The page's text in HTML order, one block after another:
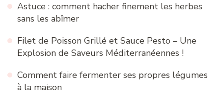
Astuce : comment hacher finement les herbes
sans les abîmer
Filet de Poisson Grillé et Sauce Pesto – Une
Explosion de Saveurs Méditerranéennes !
Comment faire fermenter ses propres légumes
à la maison